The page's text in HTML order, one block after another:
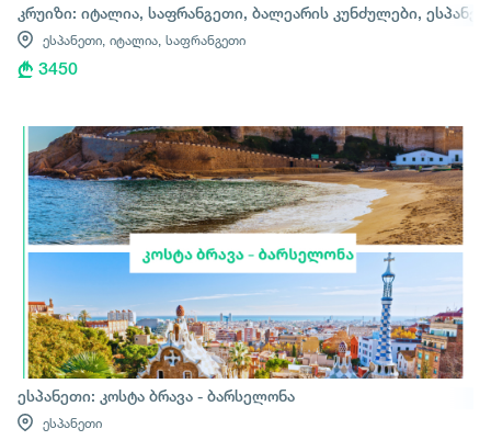
კრუიზი: იტალია, საფრანგეთი, ბალეარის კუნძულები,
ესპანეთი, იტალია, საფრანგეთი
3450
ესპანეთი: კოსტა ბრავა - ბარსელონა
ესპანეთი